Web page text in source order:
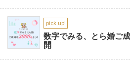
pick up!
数字でみる、とら婚ご
開